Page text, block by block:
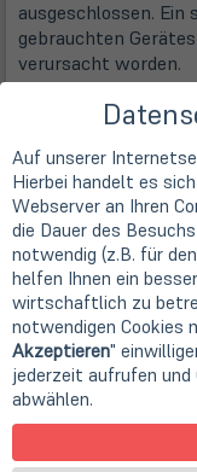
ausgeschlossen. Ein
gebrauchten
verursacht worden.
Beispielbilder:
Auf unserer
Hierbei handelt es
Webserver an Ihren
die Dauer des
notwendig (z.B. für
helfen Ihnen ein
wirtschaftlich zu
notwendigen Cookies
Akzeptieren"
jederzeit aufrufen
abwählen.